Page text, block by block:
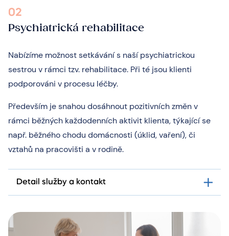
02
Psychiatrická rehabilitace
Nabízíme možnost setkávání s naší psychiatrickou
sestrou v rámci tzv. rehabilitace. Při té jsou klienti
podporováni v procesu léčby.
Především je snahou dosáhnout pozitivních změn v
rámci běžných každodenních aktivit klienta, týkající se
např. běžného chodu domácnosti (úklid, vaření), či
vztahů na pracovišti a v rodině.
Detail služby a kontakt